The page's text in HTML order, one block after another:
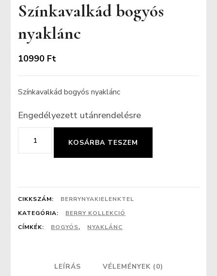
Színkavalkád bogyós
nyaklánc
10990 Ft
Színkavalkád bogyós nyaklánc
Engedélyezett utánrendelésre
Színkavalkád
bogyós
KOSÁRBA TESZEM
CIKKSZÁM:
BERRYNYAKIELENKTEL
KATEGÓRIA:
BERRY KOLLEKCIÓ
CÍMKÉK:
BOGYÓS, NYAKLÁNC
LEÍRÁS VÉLEMÉNYEK (0)